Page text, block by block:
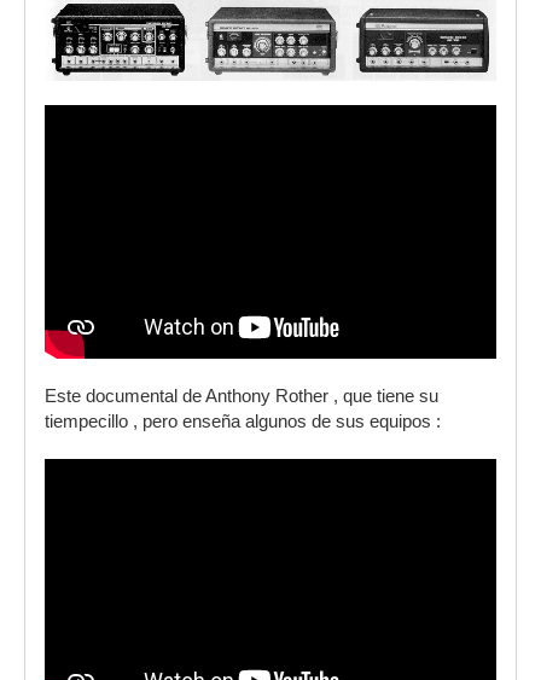
Este documental de Anthony Rother , que tiene su
tiempecillo , pero enseña algunos de sus equipos :